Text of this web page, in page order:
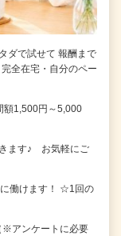
ダで試せて 報酬まで
全在宅・自分のペー
額1,500円～5,000
ます♪ お気軽にご
働けます！ ☆1回の
※アンケートに必要